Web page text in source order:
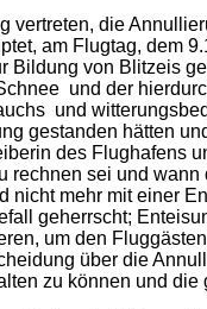
vertreten, die
am Flugtag, dem
Bildung von Blitzeis
und der
und
gestanden hätten
des Flughafens
rechnen sei und
nicht mehr mit einer
geherrscht;
um den
über die
zu können und